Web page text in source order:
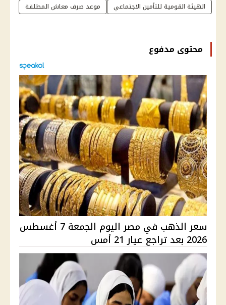
الهيئة القومية للتأمين الاجتماعي
موعد صرف معاش المطلقة
محتوى مدفوع
سعر الذهب في مصر اليوم الجمعة 7 أغسطس
2026 بعد تراجع عيار 21 أمس